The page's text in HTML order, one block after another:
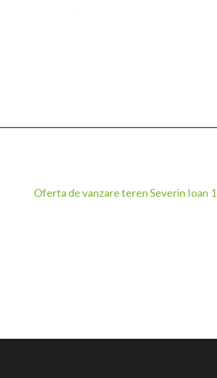
Oferta de vanzare teren Severin Ioan 1